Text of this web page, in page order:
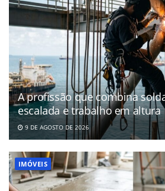
A profissão que combina
escalada e trabalho em altura
9 DE AGOSTO DE 2026
IMÓVEIS